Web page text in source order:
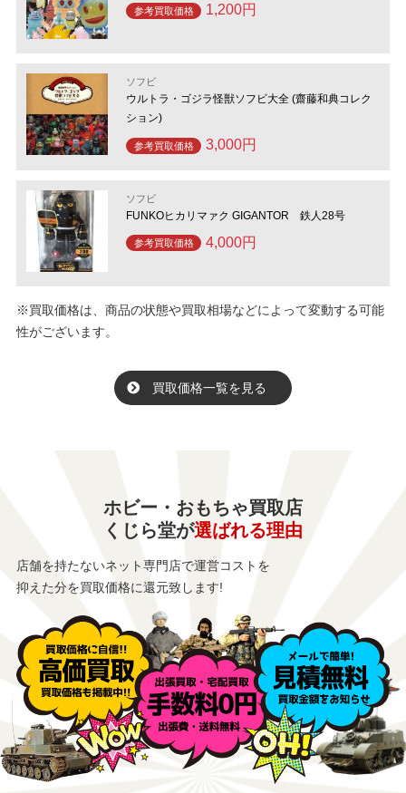
参考買取価格 1,200円
ソフビ
ウルトラ・ゴジラ怪獣ソフビ大全 (齋藤和典コレク
ション)
参考買取価格 3,000円
ソフビ
FUNKOヒカリマァク GIGANTOR 鉄人28号
参考買取価格 4,000円
※買取価格は、商品の状態や買取相場などによって変動する可能
性がございます。
買取価格一覧を見る
ホビー・おもちゃ買取店
くじら堂が選ばれる理由
店舗を持たないネット専門店で運営コストを
抑えた分を買取価格に還元致します!